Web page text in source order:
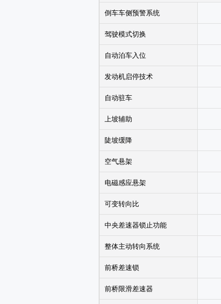
倒车车侧预警系统
驾驶模式切换
自动泊车入位
发动机启停技术
自动驻车
上坡辅助
陡坡缓降
空气悬架
电磁感应悬架
可变转向比
中央差速器锁止功能
整体主动转向系统
前桥差速锁
前桥限滑差速器